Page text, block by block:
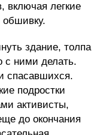
включая легкие
обшивку.
здание, толпа
с ними делать.
спасавшихся.
подростки
активисты,
до окончания